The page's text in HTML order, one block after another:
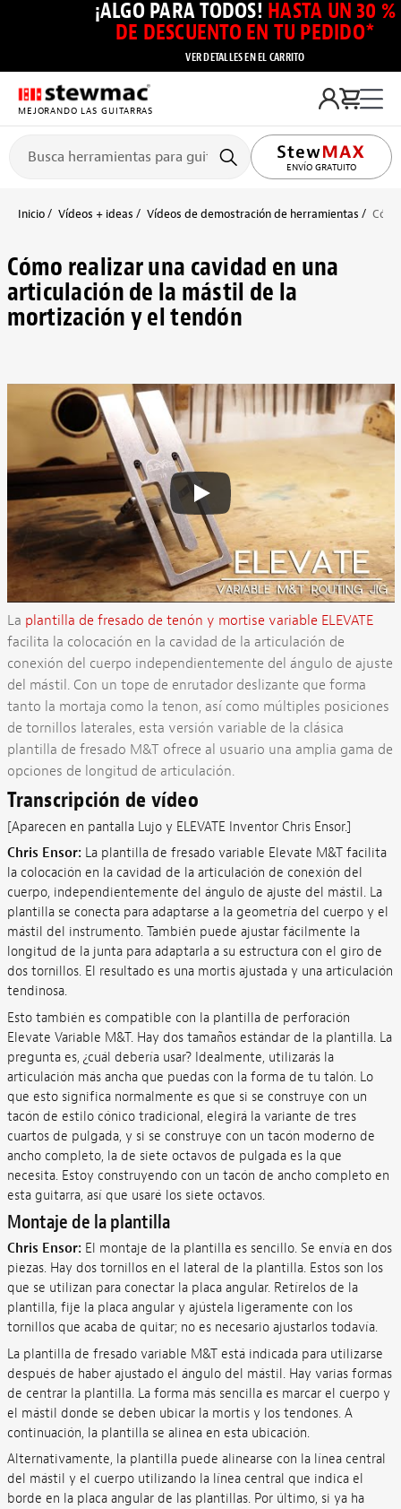
¡ALGO PARA TODOS! HASTA UN 30 %
DE DESCUENTO EN TU PEDIDO*
VER DETALLES EN EL CARRITO
MEJORANDO LAS GUITARRAS
ENVÍO GRATUITO
Inicio Vídeos + ideas Vídeos de demostración de herramientas
Cómo realizar una cavidad en una
articulación de la mástil de la
mortización y el tendón
La plantilla de fresado de tenón y mortise variable ELEVATE
facilita la colocación en la cavidad de la articulación de
conexión del cuerpo independientemente del ángulo de ajuste
del mástil. Con un tope de enrutador deslizante que forma
tanto la mortaja como la tenon, así como múltiples posiciones
de tornillos laterales, esta versión variable de la clásica
plantilla de fresado M&T ofrece al usuario una amplia gama de
opciones de longitud de articulación.
Transcripción de vídeo
[Aparecen en pantalla Lujo y ELEVATE Inventor Chris Ensor.]
Chris Ensor: La plantilla de fresado variable Elevate M&T facilita
la colocación en la cavidad de la articulación de conexión del
cuerpo, independientemente del ángulo de ajuste del mástil. La
plantilla se conecta para adaptarse a la geometría del cuerpo y el
mástil del instrumento. También puede ajustar fácilmente la
longitud de la junta para adaptarla a su estructura con el giro de
dos tornillos. El resultado es una mortis ajustada y una articulación
tendinosa.
Esto también es compatible con la plantilla de perforación
Elevate Variable M&T. Hay dos tamaños estándar de la plantilla. La
pregunta es, ¿cuál debería usar? Idealmente, utilizarás la
articulación más ancha que puedas con la forma de tu talón. Lo
que esto significa normalmente es que si se construye con un
tacón de estilo cónico tradicional, elegirá la variante de tres
cuartos de pulgada, y si se construye con un tacón moderno de
ancho completo, la de siete octavos de pulgada es la que
necesita. Estoy construyendo con un tacón de ancho completo en
esta guitarra, así que usaré los siete octavos.
Montaje de la plantilla
Chris Ensor: El montaje de la plantilla es sencillo. Se envía en dos
piezas. Hay dos tornillos en el lateral de la plantilla. Estos son los
que se utilizan para conectar la placa angular. Retírelos de la
plantilla, fije la placa angular y ajústela ligeramente con los
tornillos que acaba de quitar; no es necesario ajustarlos todavía.
La plantilla de fresado variable M&T está indicada para utilizarse
después de haber ajustado el ángulo del mástil. Hay varias formas
de centrar la plantilla. La forma más sencilla es marcar el cuerpo y
el mástil donde se deben ubicar la mortis y los tendones. A
continuación, la plantilla se alinea en esta ubicación.
Alternativamente, la plantilla puede alinearse con la línea central
del mástil y el cuerpo utilizando la línea central que indica el
borde en la placa angular de las plantillas. Por último, si ya ha